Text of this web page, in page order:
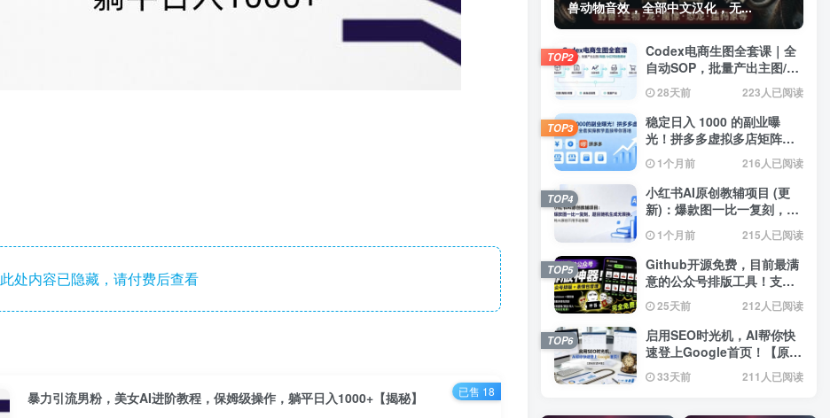
此处内容已隐藏，请付费后查看
暴力引流男粉，美女AI进阶教程，保姆级操作，躺平日入1000+【揭秘】 已售 18
兽动物音效，全部中文汉化，无...
Codex电商生图全套课｜全
自动SOP，批量产出主图/海
报/小红书封面素材
28天前 223人已阅读
TOP2
稳定日入 1000 的副业曝
光！拼多多虚拟多店矩阵，
全套实操教学直接带你落地
1个月前 216人已阅读
TOP3
小红书AI原创教辅项目 (更
新)：爆款图一比一复刻，题
目随机生成无限换，纯AI原
创不用手动排版
1个月前 215人已阅读
TOP4
Github开源免费，目前最满
意的公众号排版工具！支持
实时预览，排版超美观且带
表情包管理功能
25天前 212人已阅读
TOP5
启用SEO时光机，AI帮你快
速登上Google首页！【原创
双语字幕】
33天前 211人已阅读
TOP6